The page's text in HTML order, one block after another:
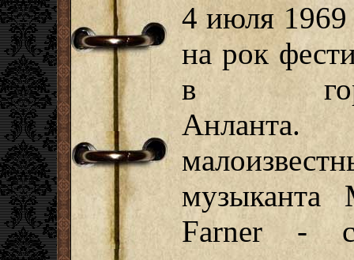
4 июля 1969
на рок
в
Анланта.
музыканта
Farner -